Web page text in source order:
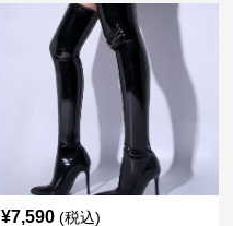
¥7,590 (税込)